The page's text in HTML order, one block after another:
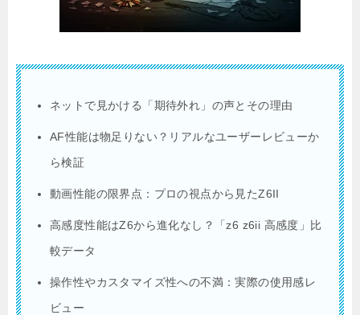
ネットで見かける「期待外れ」の声とその理由
AF性能は物足りない？リアルなユーザーレビューか
ら検証
動画性能の限界点：プロの視点から見たZ6II
高感度性能はZ6から進化なし？「z6 z6ii 高感度」比
較データ
操作性やカスタマイズ性への不満：実際の使用感レ
ビュー